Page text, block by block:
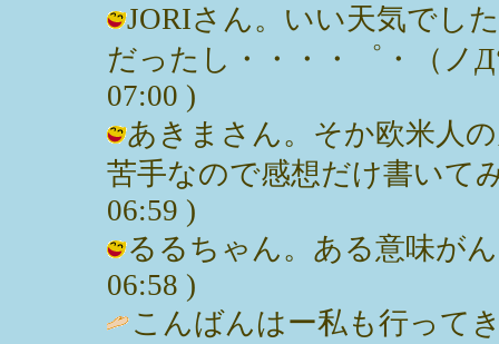
JORIさん。いい天気でし
だったし・・・・゜・（ノ
07:00 )
あきまさん。そか欧米人
苦手なので感想だけ書いて
06:59 )
るるちゃん。ある意味が
06:58 )
こんばんはー私も行って